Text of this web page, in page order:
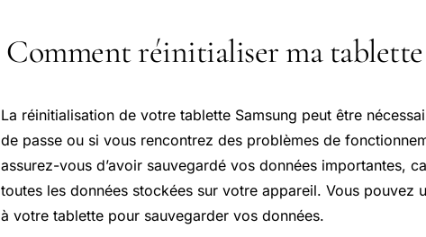
Comment réinitialiser ma tablette
La réinitialisation de votre tablette Samsung peut être
de passe ou si vous rencontrez des problèmes de
assurez-vous d’avoir sauvegardé vos données importantes,
toutes les données stockées sur votre appareil. Vous pouvez
à votre tablette pour sauvegarder vos données.